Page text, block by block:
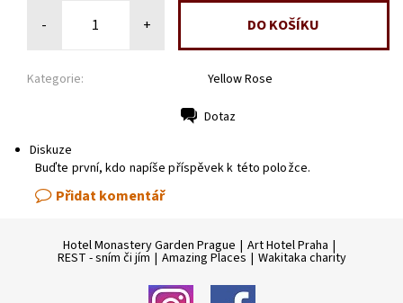
- +
Kategorie: Yellow Rose
Dotaz
Diskuze
Buďte první, kdo napíše příspěvek k této položce.
Přidat komentář
Hotel Monastery Garden Prague | Art Hotel Praha |
REST - sním či jím | Amazing Places | Wakitaka charity